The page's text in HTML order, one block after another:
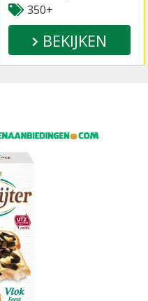
350+
BEKIJKEN